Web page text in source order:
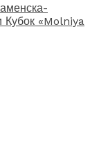
Кубок «Molniya